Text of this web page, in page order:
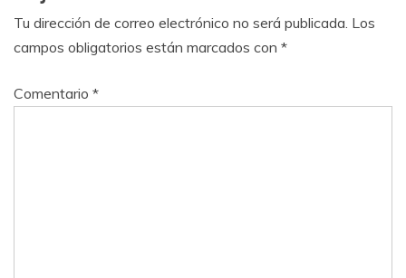
Tu dirección de correo electrónico no será publicada. Los
campos obligatorios están marcados con *
Comentario *